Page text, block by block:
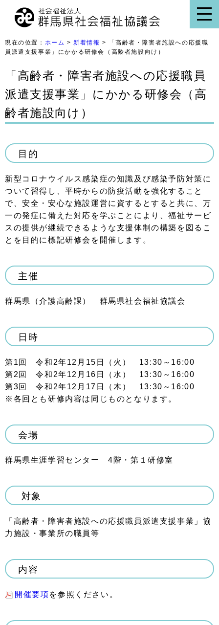
現在の位置： ホーム >新着情報 > 「高齢者・障害者施設への応援職
員派遣支援事業」にかかる研修会（高齢者施設向け）
「高齢者・障害者施設への応援職員
派遣支援事業」にかかる研修会（高
齢者施設向け）
目的
新型コロナウイルス感染症の知識及び感染予防対策に
ついて習得し、平時からの防疫活動を強化すること
で、安全・安心な施設運営に資するとすると共に、万
一の発症に備えた対応を学ぶことにより、福祉サービ
スの提供が継続できるような支援体制の構築を図るこ
とを目的に標記研修会を開催します。
主催
群馬県（介護高齢課） 群馬県社会福祉協議会
日時
第1 回 令和 2年12 月 15 日（火） 13:30 ～ 16:00
第2 回 令和 2年12 月 16 日（水） 13:30 ～ 16:00
第3回 令和 2年12 月 17 日（木） 13:30 ～ 16:00
※各回とも研修内容は同じものとなります。
会場
群馬県生涯学習センター4 階・第１研修室
対象
「高齢者・障害者施設への応援職員派遣支援事業」協
力施設・事業所の職員等
内容
開催要項を参照ください。